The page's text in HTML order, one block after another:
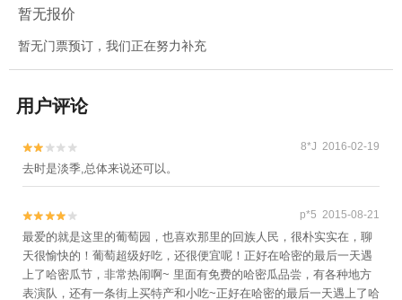
暂无报价
暂无门票预订，我们正在努力补充
用户评论

 8*J 2016-02-19
去时是淡季,总体来说还可以。

 p*5 2015-08-21
最爱的就是这里的葡萄园，也喜欢那里的回族人民，很朴实实在，聊
天很愉快的！葡萄超级好吃，还很便宜呢！正好在哈密的最后一天遇
上了哈密瓜节，非常热闹啊~ 里面有免费的哈密瓜品尝，有各种地方
表演队，还有一条街上买特产和小吃~正好在哈密的最后一天遇上了哈